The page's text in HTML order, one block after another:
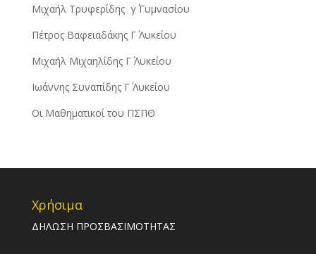
Μιχαήλ Τρυφερίδης γ΄ Γυμνασίου
Πέτρος Βαφειαδάκης Γ΄ Λυκείου
Μιχαήλ Μιχαηλίδης Γ΄ Λυκείου
Ιωάννης Συναπίδης Γ΄ Λυκείου
Οι Μαθηματικοί του ΠΣΠΘ
Χρήσιμα
ΔΗΛΩΣΗ ΠΡΟΣΒΑΣΙΜΟΤΗΤΑΣ